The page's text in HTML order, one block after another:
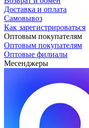
Доставка и оплата
Самовывоз
Как зарегистрироваться
Оптовым покупателям
Оптовым покупателям
Оптовые филиалы
Месенджеры